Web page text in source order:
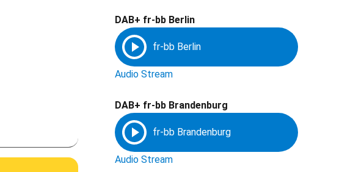
DAB+ fr-bb Berlin
Audio Stream
DAB+ fr-bb Brandenburg
Audio Stream